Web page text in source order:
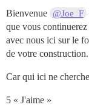
Bienvenue @Joe_F
que vous
avec nous ici sur le
de votre
Car qui ici ne
5 « J'aime »